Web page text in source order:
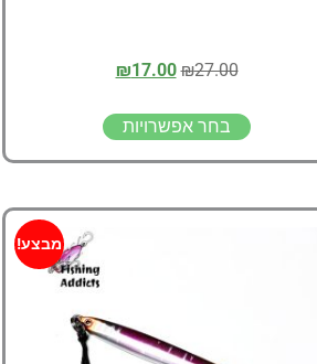
₪27.00
₪17.00
בחר אפשרויות
מבצע!